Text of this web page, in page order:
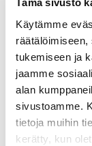
Käytämme
tukemiseen ja
jaamme
alan
sivustoamme.
tietoja muihin
kerätty, kun
värikuvaa.
Pitkänen ja
suunnittelu:
Offset-Kolmio
Heikki Tuuli,
Julkaisun